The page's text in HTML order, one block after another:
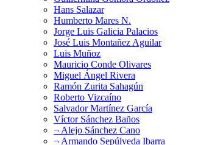
Hans Salazar
Humberto Mares N.
Jorge Luis Galicia Palacios
José Luis Montañez Aguilar
Luis Muñoz
Mauricio Conde Olivares
Miguel Ángel Rivera
Ramón Zurita Sahagún
Roberto Vizcaíno
Salvador Martínez García
Víctor Sánchez Baños
¬ Alejo Sánchez Cano
¬ Armando Sepúlveda Ibarra